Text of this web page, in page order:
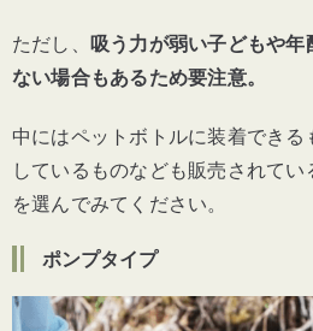
ただし、 吸う力が弱い子どもや
ない場合もあるため要注意。
中にはペットボトルに装着でき
しているものなども販売されて
を選んでみてください。
ポンプタイプ